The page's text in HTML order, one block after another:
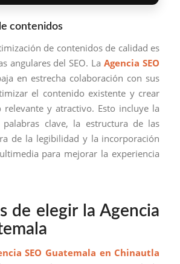
contenidos
de contenidos de calidad es
angulares del SEO. LaAgencia SEO
en estrecha colaboración con sus
el contenido existente y crear
relevante y atractivo. Esto incluye la
clave, la estructura de las
de la legibilidad y la incorporación
para mejorar la experiencia
de elegir la Agencia
SEO Guatemala en Chinautla